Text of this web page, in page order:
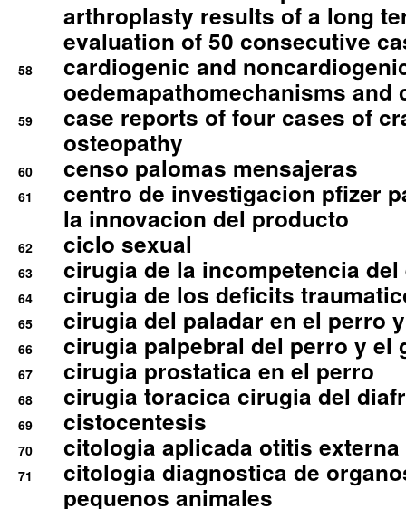
arthroplasty results of a long
evaluation of 50 consecutive
58
cardiogenic and
oedemapathomechanisms and
59
case reports of four cases of
osteopathy
60 censo palomas mensajeras
61
centro de investigacion pfizer
la innovacion del producto
62 ciclo sexual
63 cirugia de la incompetencia
64 cirugia de los deficits
65 cirugia del paladar en el perro
66 cirugia palpebral del perro y el
67 cirugia prostatica en el perro
68 cirugia toracica cirugia del
69 cistocentesis
70 citologia aplicada otitis externa
71
citologia diagnostica de
pequenos animales